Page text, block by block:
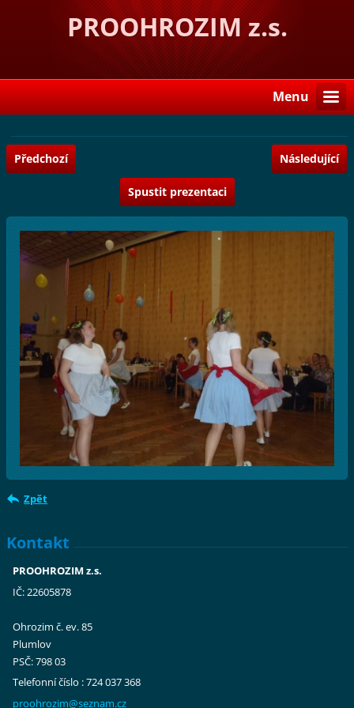
PROOHROZIM z.s.
Menu
Předchozí Následující
Spustit prezentaci
Zpět
Kontakt
PROOHROZIM z.s.
IČ: 22605878
Ohrozim č. ev. 85
Plumlov
PSČ: 798 03
Telefonní číslo : 724 037 368
proohrozim@seznam.cz